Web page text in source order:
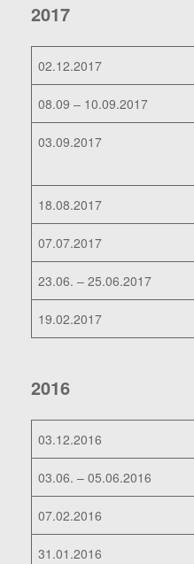
2017
02.12.2017
08.09 – 10.09.2017
03.09.2017
18.08.2017
07.07.2017
23.06. – 25.06.2017
19.02.2017
2016
03.12.2016
03.06. – 05.06.2016
07.02.2016
31.01.2016